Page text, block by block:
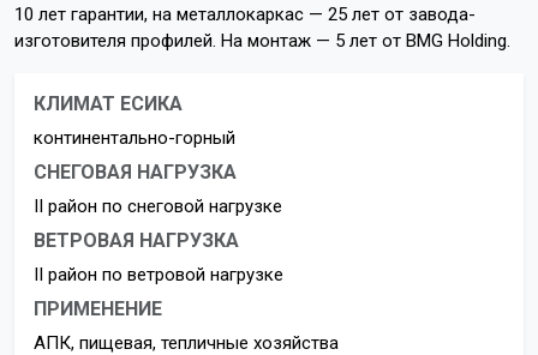
10 лет гарантии, на металлокаркас — 25 лет от завода-
изготовителя профилей. На монтаж — 5 лет от BMG Holding.
КЛИМАТ ЕСИКА
континентально-горный
СНЕГОВАЯ НАГРУЗКА
II район по снеговой нагрузке
ВЕТРОВАЯ НАГРУЗКА
II район по ветровой нагрузке
ПРИМЕНЕНИЕ
АПК, пищевая, тепличные хозяйства